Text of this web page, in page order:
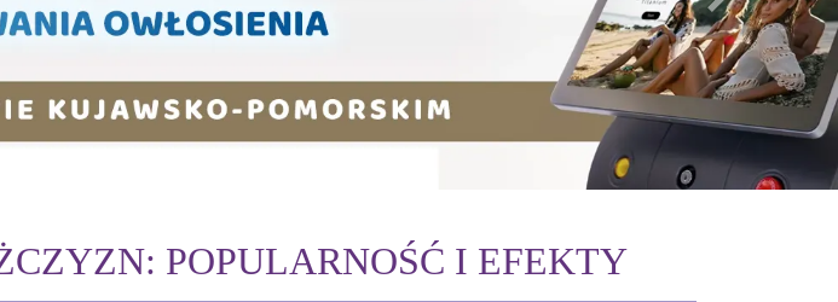
Next
POPULARNOŚĆ I EFEKTY